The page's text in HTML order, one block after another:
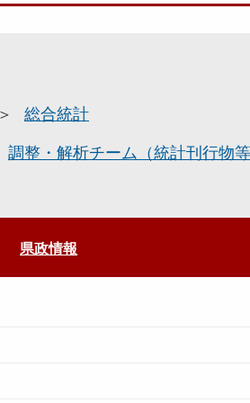
総合統計
調整・解析チーム（統計刊行物
県政情報